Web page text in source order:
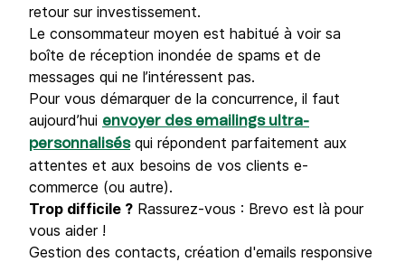
retour sur investissement.
Le consommateur moyen est habitué à voir sa
boîte de réception inondée de spams et de
messages qui ne l’intéressent pas.
Pour vous démarquer de la concurrence, il faut
aujourd’hui envoyer des emailings ultra-
personnalisésqui répondent parfaitement aux
attentes et aux besoins de vos clients e-
commerce (ou autre).
Trop difficile ? Rassurez-vous : Brevo est là pour
vous aider !
Gestion des contacts, création d'emails responsive